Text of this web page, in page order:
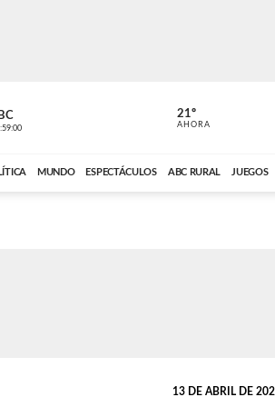
ABC CARDINAL
21º
AHORA
MUNDO ESPECTÁCULOS ABC RURAL JUEGOS
13 DE ABRIL DE